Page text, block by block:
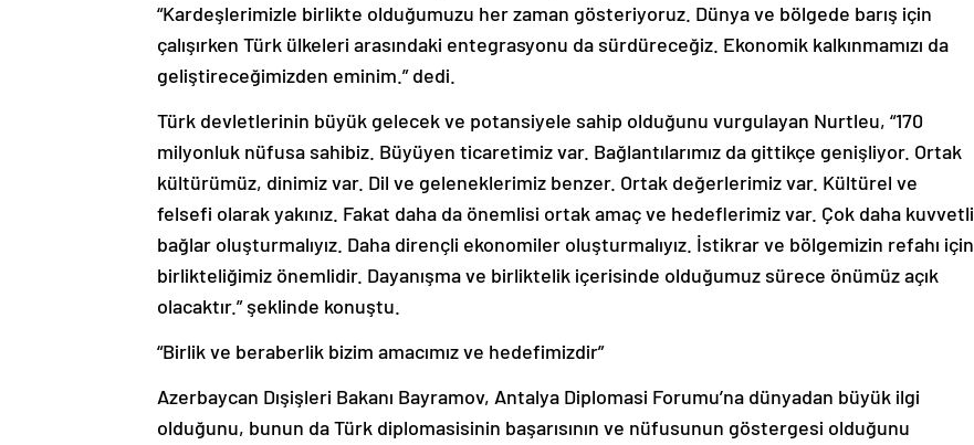
“Kardeşlerimizle birlikte olduğumuzu her zaman gösteriyoruz. Dünya ve bölgede barış için
çalışırken Türk ülkeleri arasındaki entegrasyonu da sürdüreceğiz. Ekonomik kalkınmamızı da
geliştireceğimizden eminim.” dedi.
Türk devletlerinin büyük gelecek ve potansiyele sahip olduğunu vurgulayan Nurtleu, “170
milyonluk nüfusa sahibiz. Büyüyen ticaretimiz var. Bağlantılarımız da gittikçe genişliyor. Ortak
kültürümüz, dinimiz var. Dil ve geleneklerimiz benzer. Ortak değerlerimiz var. Kültürel ve
felsefi olarak yakınız. Fakat daha da önemlisi ortak amaç ve hedeflerimiz var. Çok daha kuvvetli
bağlar oluşturmalıyız. Daha dirençli ekonomiler oluşturmalıyız. İstikrar ve bölgemizin refahı için
birlikteliğimiz önemlidir. Dayanışma ve birliktelik içerisinde olduğumuz sürece önümüz açık
olacaktır.” şeklinde konuştu.
“Birlik ve beraberlik bizim amacımız ve hedefimizdir”
Azerbaycan Dışişleri Bakanı Bayramov, Antalya Diplomasi Forumu’na dünyadan büyük ilgi
olduğunu, bunun da Türk diplomasisinin başarısının ve nüfusunun göstergesi olduğunu